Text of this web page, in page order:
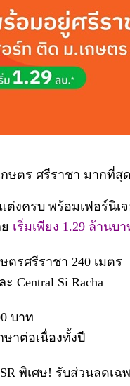
ษตร ศรีราชา มากที่สุด
แต่งครบ พร้อมเฟอร์นิ
เริ่มเพียง 1.29 ล้านบ
ตรศรีราชา 240 เมตร
Central Si Racha
บาท
าต่อเนื่องทั้งปี
พิเศษ! รับส่วนลดเฉ